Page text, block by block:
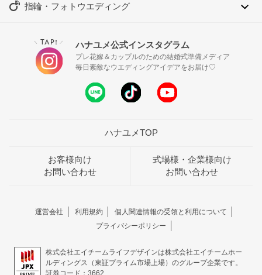
指輪・フォトウエディング
＼ TAP! ／ ハナユメ公式インスタグラム
プレ花嫁＆カップルのための結婚式準備メディア
毎日素敵なウエディングアイデアをお届け♡
ハナユメTOP
お客様向け
お問い合わせ
式場様・企業様向け
お問い合わせ
運営会社 利用規約
個人関連情報の受領と利用について
プライバシーポリシー
株式会社エイチームライフデザインは株式会社エイチームホー
ルディングス（東証プライム市場上場）のグループ企業です。